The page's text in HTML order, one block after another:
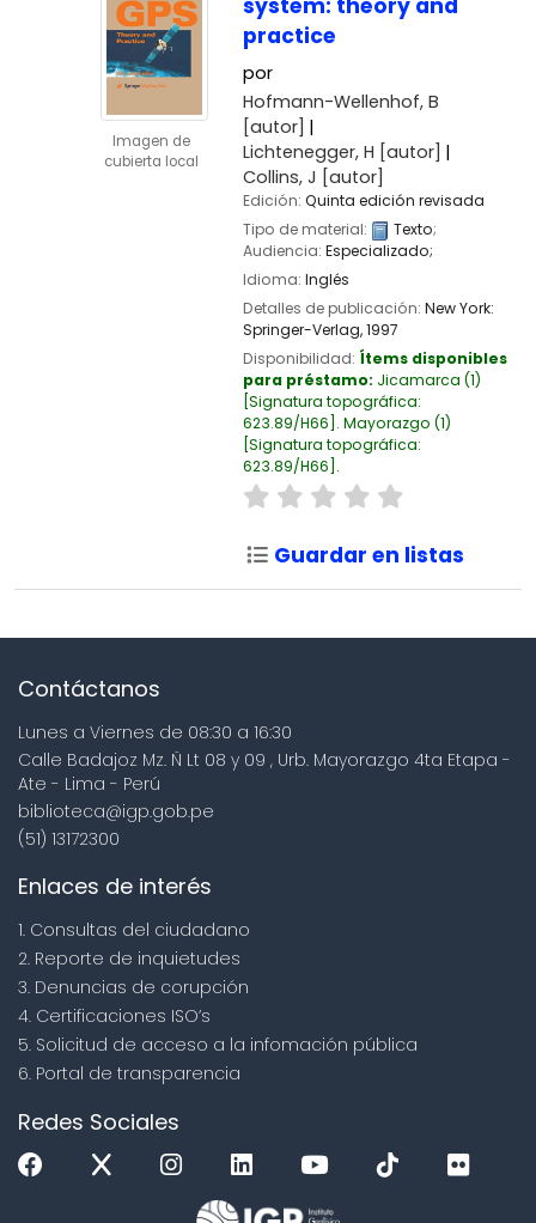
Imagen de
cubierta local
practice
por
Hofmann-Wellenhof, B
[autor]
Lichtenegger, H [autor]
Collins, J [autor]
Edición: Quinta edición revisada
Tipo de material:
Texto;
Audiencia: Especializado;
Idioma: Inglés
Detalles de publicación: New York:
Springer-Verlag,1997
Disponibilidad: Ítems disponibles
para préstamo: Jicamarca (1)
Signatura topográfica:
623.89/H66 . Mayorazgo (1)
Signatura topográfica:
623.89/H66 .
Guardar en listas
Contáctanos
Lunes a Viernes de 08:30 a 16:30
Calle Badajoz Mz. Ñ Lt 08 y 09 , Urb. Mayorazgo 4ta Etapa -
Ate - Lima - Perú
biblioteca@igp.gob.pe
(51) 13172300
Enlaces de interés
1. Consultas del ciudadano
2. Reporte de inquietudes
3. Denuncias de corupción
4. Certificaciones ISO’s
5. Solicitud de acceso a la infomación pública
6. Portal de transparencia
Redes Sociales